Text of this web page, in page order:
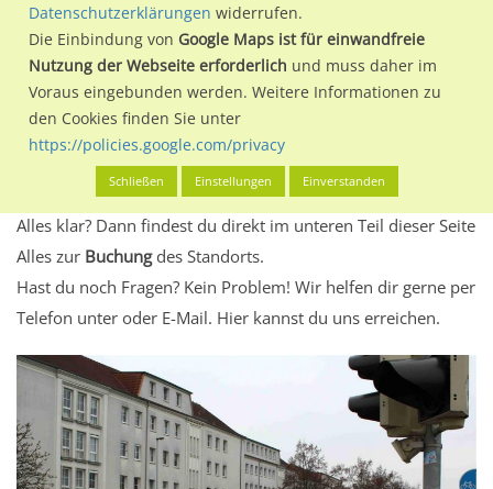
in Wismar, Hansestadt.
Wir erheben für jede unserer Werbeflächen individuelle und
aktuelleStandortinformationenund Leistungswerte. Damit
kannst du dich schon vor der Buchung im Detail über den
Standort, seine Reichweite und Werbewirkung sowie
eventuelle Beschränkungen in den zugelassenen
Werbeinhalten informieren.
Alles klar? Dann findest du direkt im unteren Teil dieser Seite
Alles zur Buchungdes Standorts.
Hast du noch Fragen? Kein Problem! Wir helfen dir gerne per
Telefon unter oder E-Mail. Hier kannst du uns erreichen.
Datenschutzerklärungen widerrufen.
Die Einbindung von Google Maps ist für einwandfreie
Nutzung der Webseite erforderlich und muss daher im
Voraus eingebunden werden. Weitere Informationen zu
den Cookies finden Sie unter
https://policies.google.com/privacy
Schließen Einstellungen Einverstanden